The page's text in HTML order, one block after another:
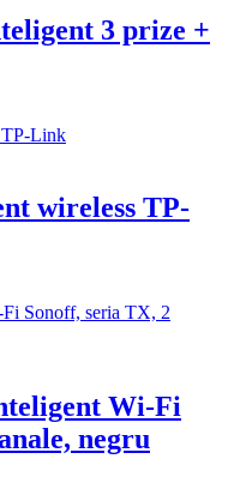
3 prize +
wireless TP-
Wi-Fi
negru